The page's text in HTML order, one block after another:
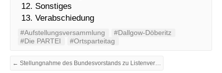
Sonstiges
Verabschiedung
#Aufstellungsversammlung
#Dallgow-Döberitz
#Die PARTEI
#Ortsparteitag